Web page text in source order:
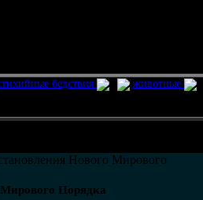
бедствия животные
Нового Мирового
Порядка